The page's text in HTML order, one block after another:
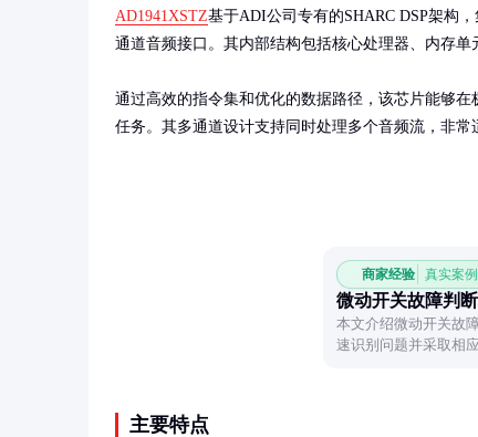
AD1941XSTZ基于ADI公司专有的SHARC DSP架构
通道音频接口。其内部结构包括核心处理器、内存单
通过高效的指令集和优化的数据路径，该芯片能够
任务。其多通道设计支持同时处理多个音频流，非常
商家经验 真实案
微动开关故障判
本文介绍微动开关故
速识别问题并采取相应
主要特点